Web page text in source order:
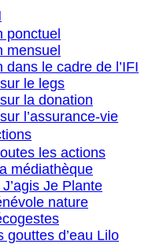
ponctuel
mensuel
dans le cadre de l’IFI
le legs
la donation
l’assurance-vie
les actions
médiathèque
Je Plante
nature
gouttes d’eau Lilo